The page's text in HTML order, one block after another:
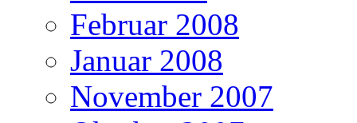
Februar 2008
Januar 2008
November 2007